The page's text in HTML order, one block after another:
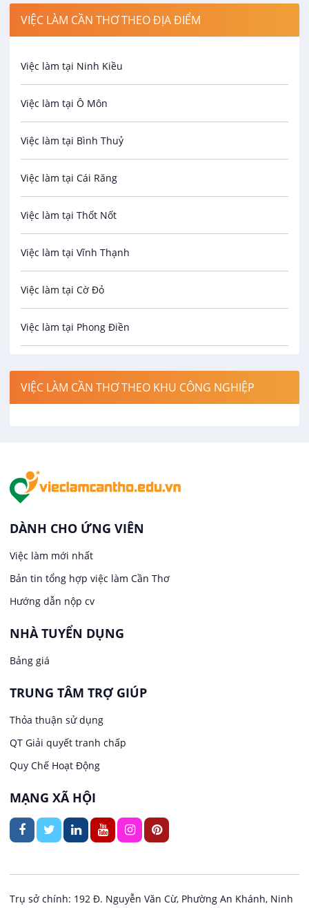
Spa
Bảo Vệ
An toàn lao động
Bảo hiểm
Biên phiên dịch
Bưu chính viễn thông
Cơ khí
Công nghệ sinh học
Công nghệ thực phẩm
Điện / Điện tử / Điện lạnh
Hàng hải / Hàng không
In ấn / Xuất bản
Kế toán
Lái xe
Lao Động Phổ Thông
Lễ tân
May mặc
Ngân hàng
Nhà hàng / Khách sạn
Thủy Sản
VIỆC LÀM CẦN THƠ THEO ĐỊA ĐIỂM
Việc làm tại Ninh Kiều
Việc làm tại Ô Môn
Việc làm tại Bình Thuỷ
Việc làm tại Cái Răng
Việc làm tại Thốt Nốt
Việc làm tại Vĩnh Thạnh
Việc làm tại Cờ Đỏ
Việc làm tại Phong Điền
Việc làm tại Cái Khế
Việc làm tại An Bình
Việc làm tại Long Tuyền
Việc làm tại Hưng Phú
Việc làm tại Phước Thới
Việc làm tại Thới Long
Việc làm tại Trung Nhất
Việc làm tại Thuận Hưng
Việc làm tại Vị Thanh
VIỆC LÀM CẦN THƠ THEO KHU CÔNG NGHIỆP
DÀNH CHO ỨNG VIÊN
Việc làm mới nhất
Bản tin tổng hợp việc làm Cần Thơ
Hướng dẫn nộp cv
NHÀ TUYỂN DỤNG
Bảng giá
TRUNG TÂM TRỢ GIÚP
Thỏa thuận sử dụng
QT Giải quyết tranh chấp
Quy Chế Hoạt Động
MẠNG XÃ HỘI
Trụ sở chính: 192 Đ. Nguyễn Văn Cừ, Phường An Khánh, Ninh